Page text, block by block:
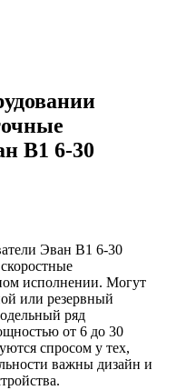
В1 6-30
Эван В1 6-30
исполнении. Могут
или резервный
ряд
от 6 до 30
спросом у тех,
важны дизайн и